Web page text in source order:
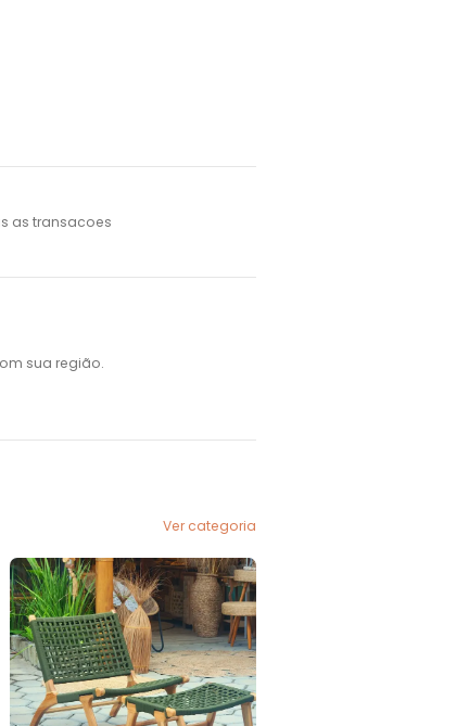
as transacoes
sua região.
Ver categoria